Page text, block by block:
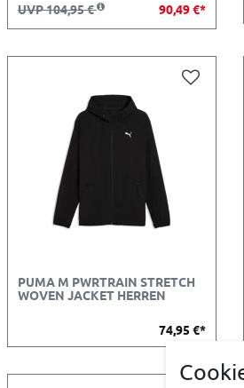
UVP 104,95 € 90,49 €*
PUMA M PWRTRAIN STRETCH
WOVEN JACKET HERREN
74,95 €*